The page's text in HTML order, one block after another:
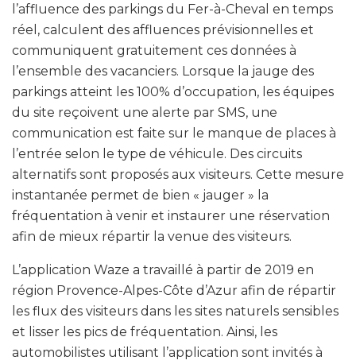
l’affluence des parkings du Fer-à-Cheval en temps
réel, calculent des affluences prévisionnelles et
communiquent gratuitement ces données à
l’ensemble des vacanciers. Lorsque la jauge des
parkings atteint les 100% d’occupation, les équipes
du site reçoivent une alerte par SMS, une
communication est faite sur le manque de places à
l’entrée selon le type de véhicule. Des circuits
alternatifs sont proposés aux visiteurs. Cette mesure
instantanée permet de bien « jauger » la
fréquentation à venir et instaurer une réservation
afin de mieux répartir la venue des visiteurs.
L’application Waze a travaillé à partir de 2019 en
région Provence-Alpes-Côte d’Azur afin de répartir
les flux des visiteurs dans les sites naturels sensibles
et lisser les pics de fréquentation. Ainsi, les
automobilistes utilisant l’application sont invités à